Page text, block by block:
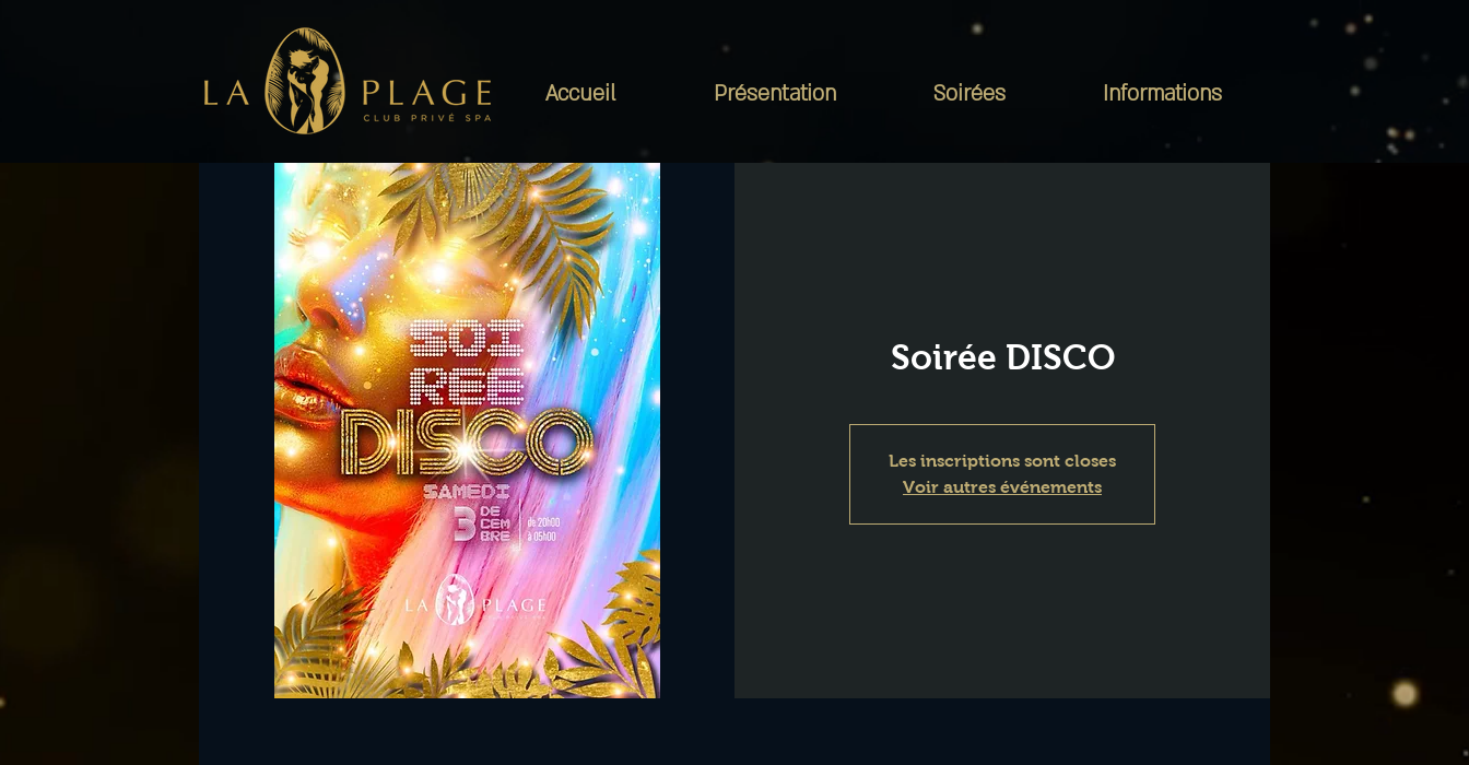
Accueil Présentation Soirées Informations
Soirée DISCO
Les inscriptions sont closes
Voir autres événements